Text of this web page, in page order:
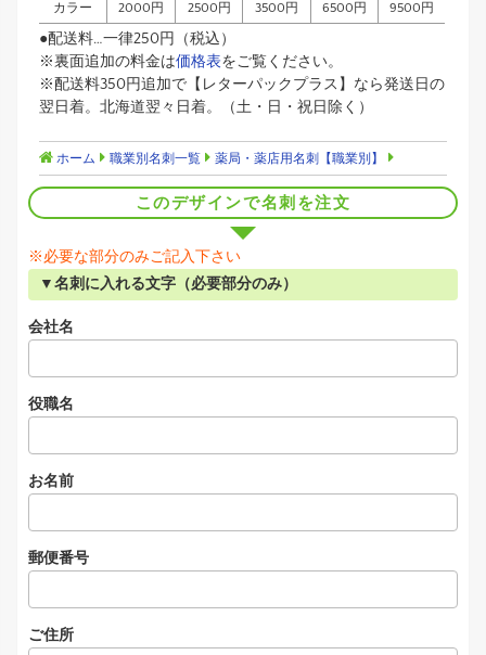
カラー 2000円 2500円 3500円 6500円 9500円
●配送料…一律250円（税込）
※裏面追加の料金は価格表をご覧ください。
※配送料350円追加で【レターパックプラス】なら発送日の
翌日着。北海道翌々日着。（土・日・祝日除く）
ホーム 職業別名刺一覧 薬局・薬店用名刺【職業別】
このデザインで名刺を注文
※必要な部分のみご記入下さい
▼名刺に入れる文字（必要部分のみ）
会社名
役職名
お名前
郵便番号
ご住所